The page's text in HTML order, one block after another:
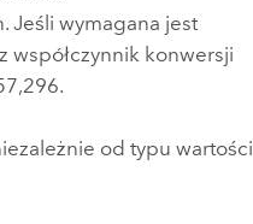
Jeśli wymagana jest
współczynnik konwersji
od typu wartości